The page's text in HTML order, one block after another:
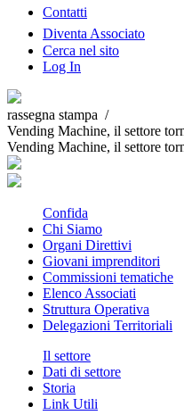
Contatti
Diventa Associato
Cerca nel sito
Log In
rassegna stampa /
Vending Machine, il settore
Vending Machine, il settore
Confida
Chi Siamo
Organi Direttivi
Giovani imprenditori
Commissioni tematiche
Elenco Associati
Struttura Operativa
Delegazioni Territoriali
Il settore
Dati di settore
Storia
Link Utili